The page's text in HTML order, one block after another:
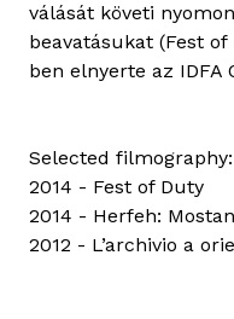
válását követi
beavatásukat (Fest
ben elnyerte az IDFA
Selected filmography:
2014 - Fest of Duty
2014 - Herfeh:
2012 - L’archivio a